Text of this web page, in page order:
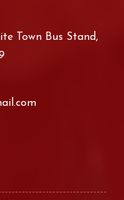
Town Bus Stand,